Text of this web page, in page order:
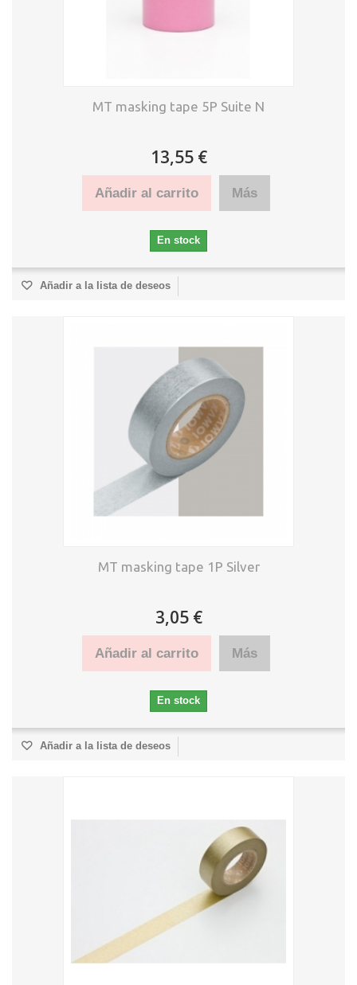
MT masking tape 5P Suite N
13,55 €
Añadir al carrito Más
En stock
Añadir a la lista de deseos
MT masking tape 1P Silver
3,05 €
Añadir al carrito Más
En stock
Añadir a la lista de deseos